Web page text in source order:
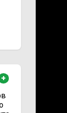
+